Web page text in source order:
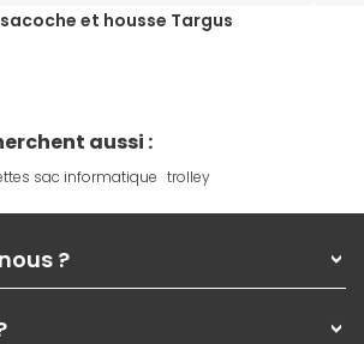
et housse Targus
aussi :
sac informatique trolley
?